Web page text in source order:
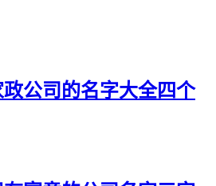
裕
朗昌
公司的名字大全四个